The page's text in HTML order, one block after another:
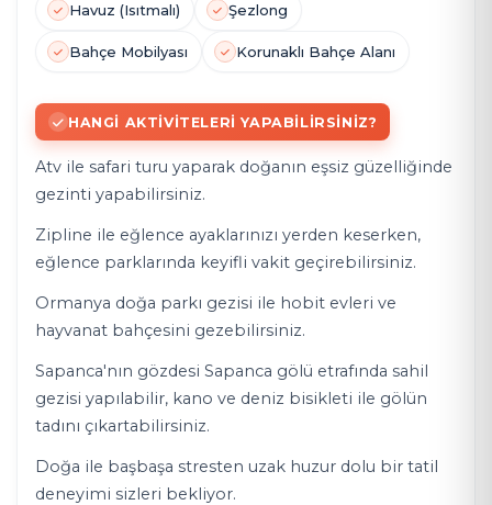
Havuz (Isıtmalı) Şezlong
Bahçe Mobilyası Korunaklı Bahçe Alanı
HANGI AKTIVITELERI YAPABILIRSINIZ?
Atv ile safari turu yaparak doğanın eşsiz güzelliğinde
gezinti yapabilirsiniz.
Zipline ile eğlence ayaklarınızı yerden keserken,
eğlence parklarında keyifli vakit geçirebilirsiniz.
Ormanya doğa parkı gezisi ile hobit evleri ve
hayvanat bahçesini gezebilirsiniz.
Sapanca'nın gözdesi Sapanca gölü etrafında sahil
gezisi yapılabilir, kano ve deniz bisikleti ile gölün
tadını çıkartabilirsiniz.
Doğa ile başbaşa stresten uzak huzur dolu bir tatil
deneyimi sizleri bekliyor.